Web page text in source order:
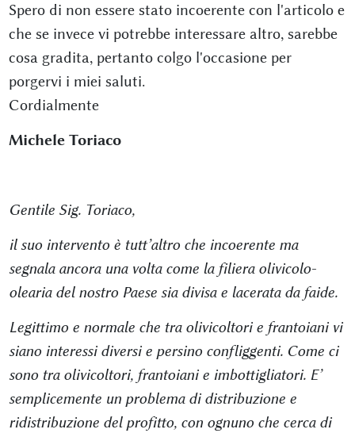
Spero di non essere stato incoerente con l'articolo e
che se invece vi potrebbe interessare altro, sarebbe
cosa gradita, pertanto colgo l'occasione per
porgervi i miei saluti.
Cordialmente
Michele Toriaco
Gentile Sig. Toriaco,
il suo intervento è tutt’altro che incoerente ma
segnala ancora una volta come la filiera olivicolo-
olearia del nostro Paese sia divisa e lacerata da faide.
Legittimo e normale che tra olivicoltori e frantoiani vi
siano interessi diversi e persino confliggenti. Come ci
sono tra olivicoltori, frantoiani e imbottigliatori. E’
semplicemente un problema di distribuzione e
ridistribuzione del profitto, con ognuno che cerca di